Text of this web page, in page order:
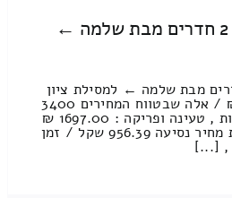
מחיר הובלות דירה 2 חדרים מבת שלמה ←
הובלות דירה 2 חדרים מבת שלמה ← למסילת ציון
מחיר מחירון: 2732.99 ₪ / אלה שבטווח המחירים 3400
– 2500 ₪ עבודות סבלות , טעינה ופריקה : 1697.00 ₪
/ זמן : 2 שעות 10 דקות מחיר נסיעה 956.39 שקל / זמן